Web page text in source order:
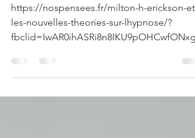
l'origine de l'hypnose
thérapeutique
https://nospensees.fr/milton-h-erickson-et-
Y45s21e2kmkWFlcDZoeO1...